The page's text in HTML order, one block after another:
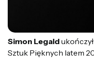
Simon Legald
Sztuk Pięknych latem